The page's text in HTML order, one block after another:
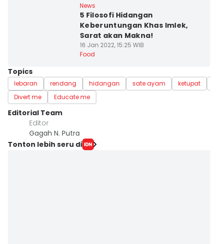
News
5 Filosofi Hidangan
Keberuntungan Khas Imlek,
Sarat akan Makna!
16 Jan 2022, 15:25 WIB
Food
Topics
lebaran rendang hidangan sate ayam ketupat
Divert me
Educate me
Editorial Team
Editor
Gagah N. Putra
Tonton lebih seru di